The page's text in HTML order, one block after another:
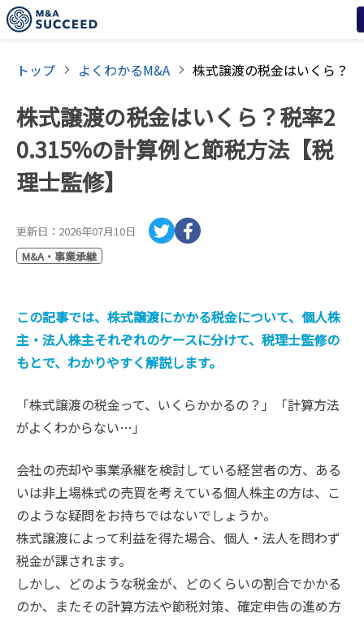
トップ よくわかるM&A
株式譲渡の税金はいくら？税率2
0.315%の計算例と節税方法【税
理士監修】
更新日： 2026年07月10日
M&A・事業承継
この記事では、株式譲渡にかかる税金について、個人株
主・法人株主それぞれのケースに分けて、税理士監修の
もとで、わかりやすく解説します。
「株式譲渡の税金って、いくらかかるの？」「計算方法
がよくわからない…」
会社の売却や事業承継を検討している経営者の方、ある
いは非上場株式の売買を考えている個人株主の方は、こ
のような疑問をお持ちではないでしょうか。
株式譲渡によって利益を得た場合、個人・法人を問わず
税金が課されます。
しかし、どのような税金が、どのくらいの割合でかかる
のか、またその計算方法や節税対策、確定申告の進め方